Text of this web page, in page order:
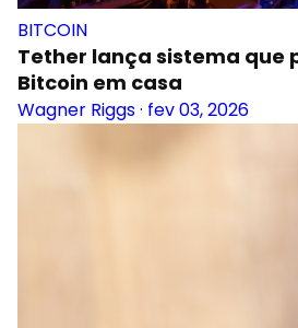
BITCOIN
Tether lança sistema que
Bitcoin em casa
Wagner Riggs· fev 03, 2026